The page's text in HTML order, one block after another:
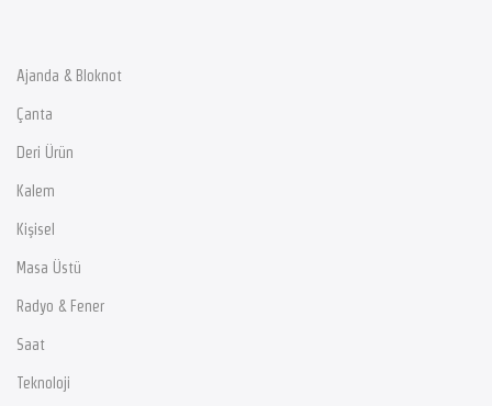
Ajanda & Bloknot
Çanta
Deri Ürün
Kalem
Kişisel
Masa Üstü
Radyo & Fener
Saat
Teknoloji